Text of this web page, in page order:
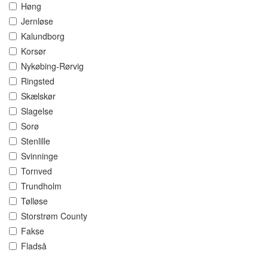
Høng
Jernløse
Kalundborg
Korsør
Nykøbing-Rørvig
Ringsted
Skælskør
Slagelse
Sorø
Stenlille
Svinninge
Tornved
Trundholm
Tølløse
Storstrøm County
Fakse
Fladså